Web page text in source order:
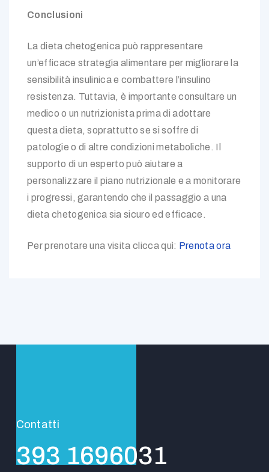
Conclusioni
La dieta chetogenica può rappresentare
un’efficace strategia alimentare per migliorare la
sensibilità insulinica e combattere l’insulino
resistenza. Tuttavia, è importante consultare un
medico o un nutrizionista prima di adottare
questa dieta, soprattutto se si soffre di
patologie o di altre condizioni metaboliche. Il
supporto di un esperto può aiutare a
personalizzare il piano nutrizionale e a monitorare
i progressi, garantendo che il passaggio a una
dieta chetogenica sia sicuro ed efficace.
Per prenotare una visita clicca quì: Prenota ora
Contatti
393 1696031